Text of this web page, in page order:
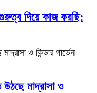
গুরুত্ব দিয়ে কাজ করছি:
মাদ্রাসা ও